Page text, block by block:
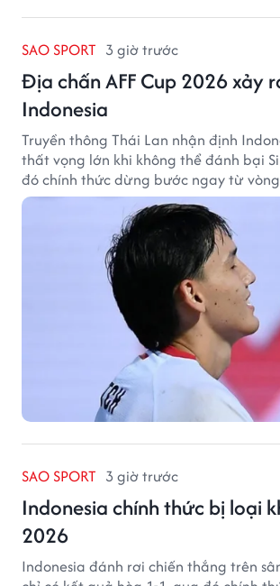
SAO SPORT 3 giờ trước
Địa chấn AFF Cup 2026 xảy
Indonesia
Truyền thông Thái Lan nhận định
thất vọng lớn khi không thể đánh bại
đó chính thức dừng bước ngay từ vòng
2026.
SAO SPORT 3 giờ trước
Indonesia chính thức bị loại
2026
Indonesia đánh rơi chiến thắng trên